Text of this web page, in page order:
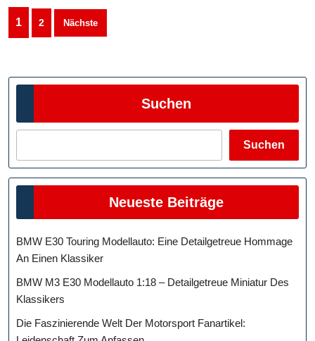
Seitennummerierung
der
1 2 Nächste
Suchen
Suchen
Neueste Beiträge
BMW E30 Touring Modellauto: Eine Detailgetreue Hommage
An Einen Klassiker
BMW M3 E30 Modellauto 1:18 – Detailgetreue Miniatur Des
Klassikers
Die Faszinierende Welt Der Motorsport Fanartikel: